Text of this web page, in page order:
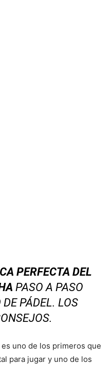
PERFECTA DEL
PASO A PASO
PÁDEL. LOS
es uno de los primeros que
para jugar y uno de los